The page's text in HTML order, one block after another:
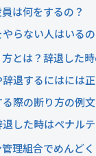
は何をするの？
らない人はいる
とは？辞退した
退するにはには
際の断り方の例文
した時はペナル
理組合でめんど